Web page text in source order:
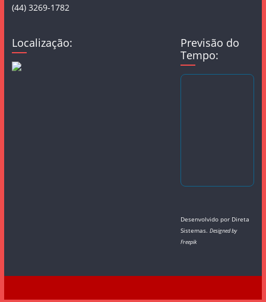
(44) 3269-1782
Localização:
Previsão do
Tempo:
Desenvolvido por Direta
Sistemas.Designed by
Freepik